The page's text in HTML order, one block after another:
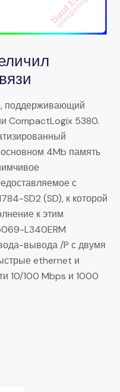
поддерживающий
CompactLogix 5380.
4Mb память
с
SD2 (SD), к которой
к этим
L340ERM
вывода /P с двумя
ethernet и
10/100 Mbps и 1000